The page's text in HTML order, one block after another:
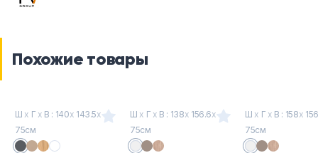
Похожие товары
Ш х Г х В : 140х 143.5х
75см
Ш х Г х В : 138х 156.6х
75см
Ш х Г х В : 158х
75см